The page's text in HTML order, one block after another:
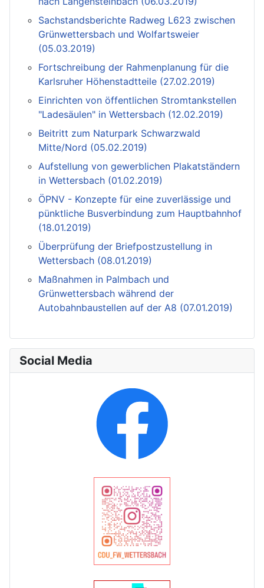
Sachstandsberichte Radweg L623 zwischen
Grünwettersbach und Wolfartsweier
(05.03.2019)
Fortschreibung der Rahmenplanung für die
Karlsruher Höhenstadtteile (27.02.2019)
Einrichten von öffentlichen Stromtankstellen
"Ladesäulen" in Wettersbach (12.02.2019)
Beitritt zum Naturpark Schwarzwald
Mitte/Nord (05.02.2019)
Aufstellung von gewerblichen Plakatständern
in Wettersbach (01.02.2019)
ÖPNV - Konzepte für eine zuverlässige und
pünktliche Busverbindung zum Hauptbahnhof
(18.01.2019)
Überprüfung der Briefpostzustellung in
Wettersbach (08.01.2019)
Maßnahmen in Palmbach und
Grünwettersbach während der
Autobahnbaustellen auf der A8 (07.01.2019)
Social Media